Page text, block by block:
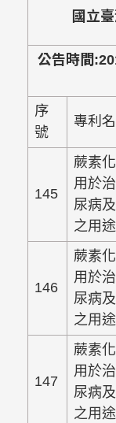
國立
公告時間
序
號
專利
145
蕨素
用於
尿病
之用途
146
蕨素
用於
尿病
之用途
147
蕨素
用於
尿病
之用途